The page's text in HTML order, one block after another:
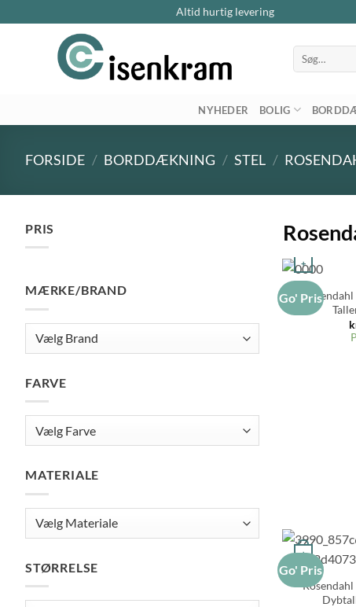
Altid hurtig levering
Søg
efter:
NYHEDER BOLIG
FORSIDE / BORDDÆKNING / STEL /
PRIS
MÆRKE/BRAND
FARVE
MATERIALE
STØRRELSE
Go' Pris
+
Go' Pris
+